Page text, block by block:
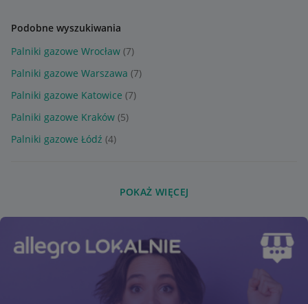
Podobne wyszukiwania
Palniki gazowe Wrocław (7)
Palniki gazowe Warszawa (7)
Palniki gazowe Katowice (7)
Palniki gazowe Kraków (5)
Palniki gazowe Łódź (4)
POKAŻ WIĘCEJ